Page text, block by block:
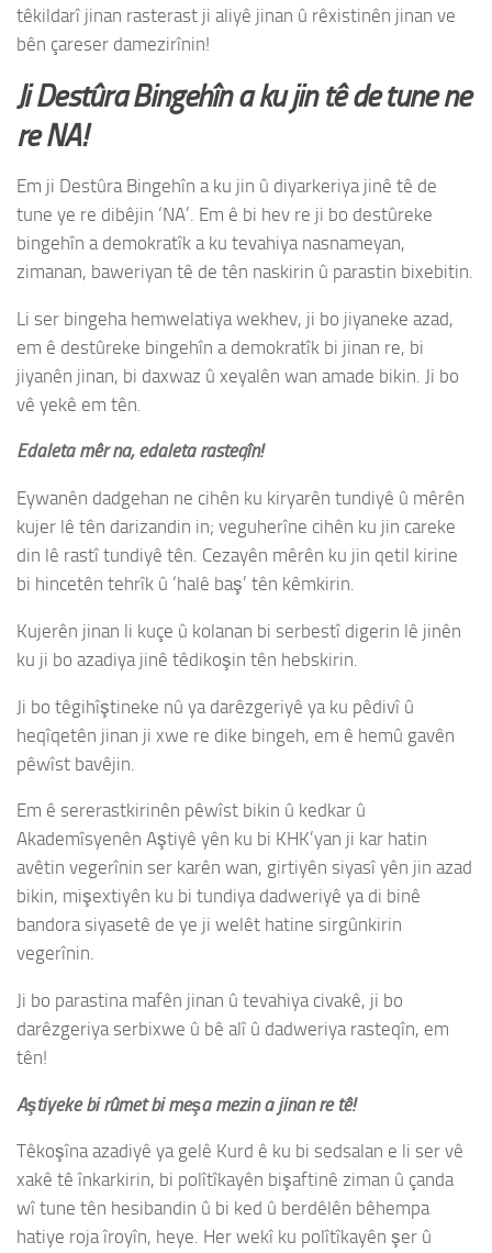
têkildarî jinan rasterast ji aliyê jinan û rêxistinên jinan ve
bên çareser damezirînin!
Ji Destûra Bingehîn a ku jin tê de tune ne
re NA!
Em ji Destûra Bingehîn a ku jin û diyarkeriya jinê tê de
tune ye re dibêjin ‘NA’. Em ê bi hev re ji bo destûreke
bingehîn a demokratîk a ku tevahiya nasnameyan,
zimanan, baweriyan tê de tên naskirin û parastin bixebitin.
Li ser bingeha hemwelatiya wekhev, ji bo jiyaneke azad,
em ê destûreke bingehîn a demokratîk bi jinan re, bi
jiyanên jinan, bi daxwaz û xeyalên wan amade bikin. Ji bo
vê yekê em tên.
Edaleta mêr na, edaleta rasteqîn!
Eywanên dadgehan ne cihên ku kiryarên tundiyê û mêrên
kujer lê tên darizandin in; veguherîne cihên ku jin careke
din lê rastî tundiyê tên. Cezayên mêrên ku jin qetil kirine
bi hincetên tehrîk û ‘halê baş’ tên kêmkirin.
Kujerên jinan li kuçe û kolanan bi serbestî digerin lê jinên
ku ji bo azadiya jinê têdikoşin tên hebskirin.
Ji bo têgihîştineke nû ya darêzgeriyê ya ku pêdivî û
heqîqetên jinan ji xwe re dike bingeh, em ê hemû gavên
pêwîst bavêjin.
Em ê sererastkirinên pêwîst bikin û kedkar û
Akademîsyenên Aştiyê yên ku bi KHK’yan ji kar hatin
avêtin vegerînin ser karên wan, girtiyên siyasî yên jin azad
bikin, mişextiyên ku bi tundiya dadweriyê ya di binê
bandora siyasetê de ye ji welêt hatine sirgûnkirin
vegerînin.
Ji bo parastina mafên jinan û tevahiya civakê, ji bo
darêzgeriya serbixwe û bê alî û dadweriya rasteqîn, em
tên!
Aştiyeke bi rûmet bi meşa mezin a jinan re tê!
Têkoşîna azadiyê ya gelê Kurd ê ku bi sedsalan e li ser vê
xakê tê înkarkirin, bi polîtîkayên bişaftinê ziman û çanda
wî tune tên hesibandin û bi ked û berdêlên bêhempa
hatiye roja îroyîn, heye. Her wekî ku polîtîkayên şer û